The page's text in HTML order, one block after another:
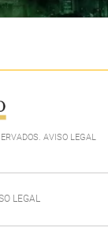
AVISO LEGAL
LEGAL